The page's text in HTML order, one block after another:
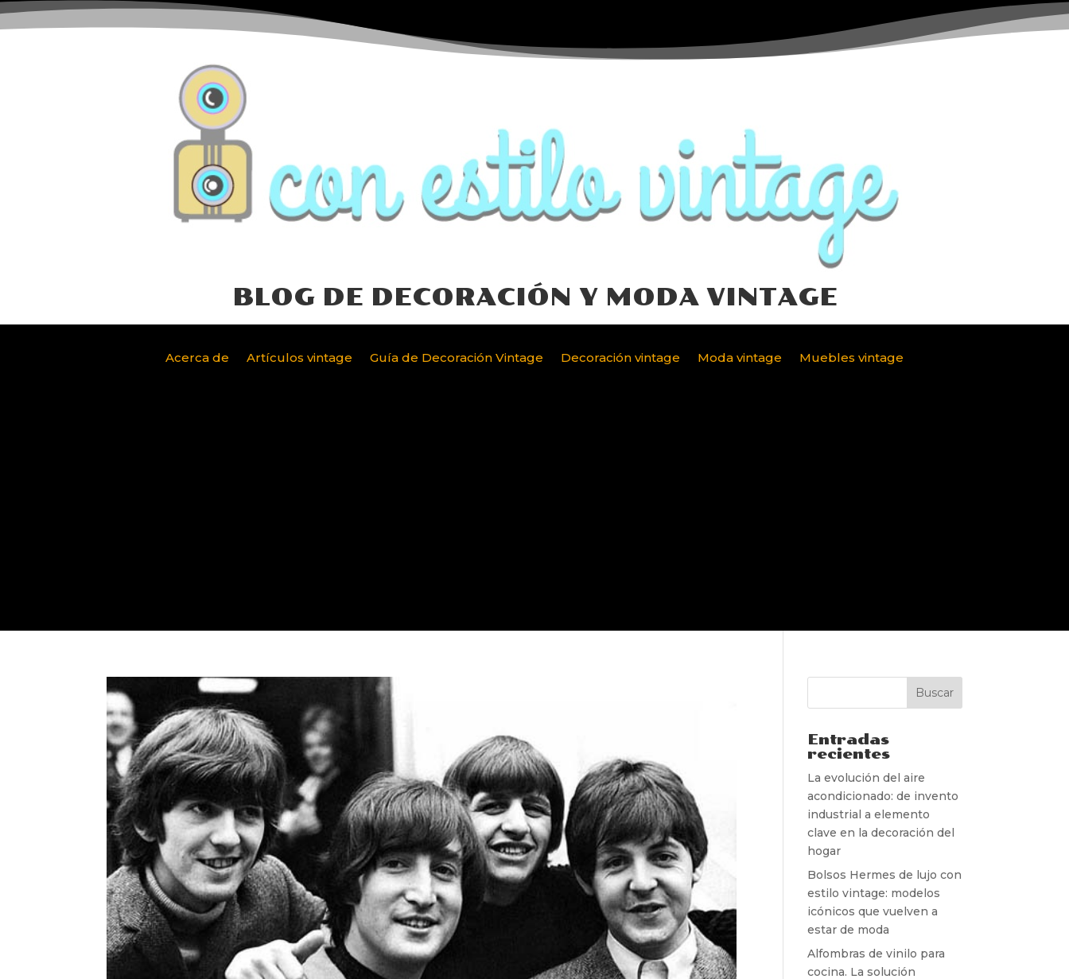
BLOG DE DECORACIÓN Y MODA VINTAGE
Acerca de Artículos vintage Guía de Decoración Vintage Decoración vintage Moda vintage Muebles vintage
Entradas
recientes
La evolución del aire
acondicionado: de invento
industrial a elemento
clave en la decoración del
hogar
Bolsos Hermes de lujo con
estilo vintage: modelos
icónicos que vuelven a
estar de moda
Alfombras de vinilo para
cocina. La solución